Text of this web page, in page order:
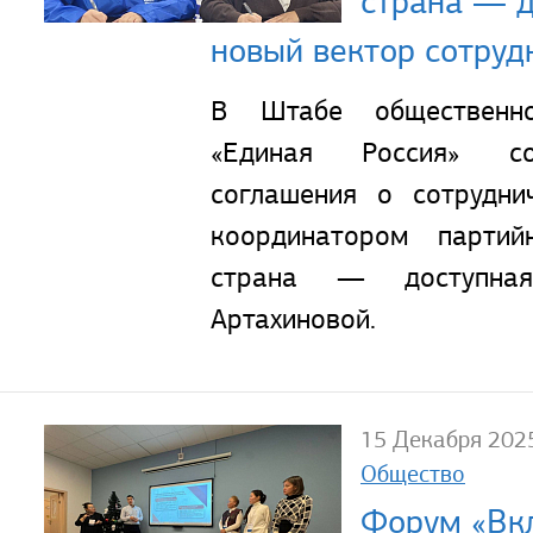
новый вектор
В Штабе
«Единая Россия»
соглашения о
координатором
страна —
Артахиновой.
15 Декабря
Общество
Форум